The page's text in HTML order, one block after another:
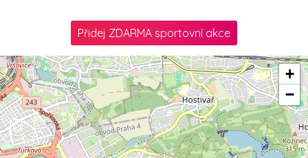
Přidej ZDARMA sportovní akce
+
−